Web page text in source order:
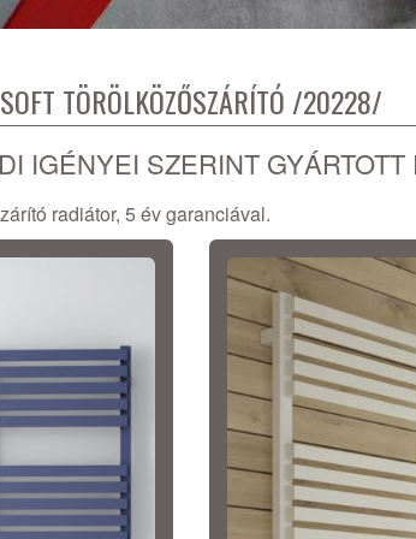
SOFT TÖRÖLKÖZŐSZÁRÍTÓ /20228/
IGÉNYEI SZERINT GYÁRTOTT
radiátor, 5 év garanciával.